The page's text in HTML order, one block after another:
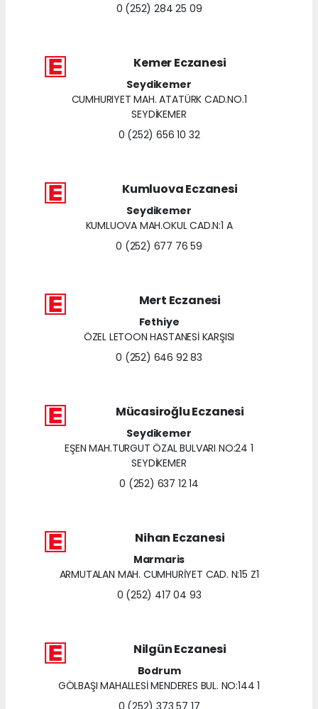
0 (252) 284 25 09
Kemer Eczanesi
Seydikemer
CUMHURIYET MAH. ATATÜRK CAD.NO.1
SEYDİKEMER
0 (252) 656 10 32
Kumluova Eczanesi
Seydikemer
KUMLUOVA MAH.OKUL CAD.N:1 A
0 (252) 677 76 59
Mert Eczanesi
Fethiye
ÖZEL LETOON HASTANESİ KARŞISI
0 (252) 646 92 83
Mücasiroğlu Eczanesi
Seydikemer
EŞEN MAH.TURGUT ÖZAL BULVARI NO:24 1
SEYDİKEMER
0 (252) 637 12 14
Nihan Eczanesi
Marmaris
ARMUTALAN MAH. CUMHURİYET CAD. N:15 Z1
0 (252) 417 04 93
Nilgün Eczanesi
Bodrum
GÖLBAŞI MAHALLESİ MENDERES BUL. NO:144 1
0 (252) 373 57 17